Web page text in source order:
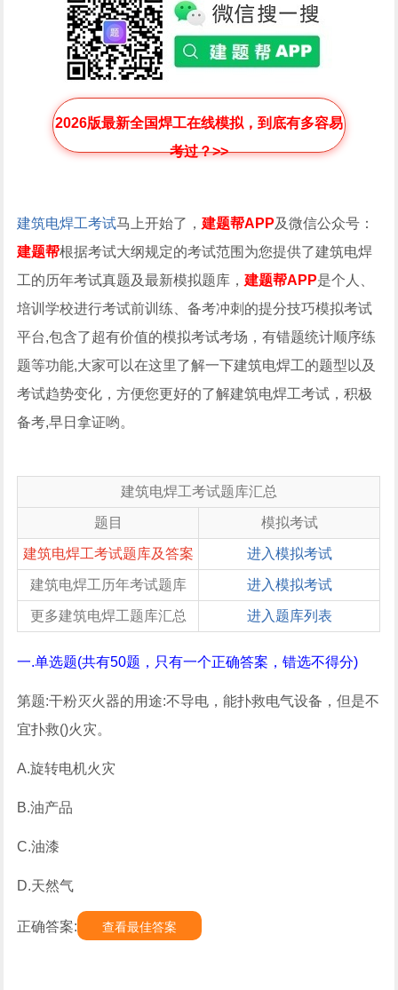
2026版最新全国焊工在线模拟，到底有多容易
考过？>>
建筑电焊工考试马上开始了，建题帮APP及微信公众号：
建题帮根据考试大纲规定的考试范围为您提供了建筑电焊
工的历年考试真题及最新模拟题库，建题帮APP是个人、
培训学校进行考试前训练、备考冲刺的提分技巧模拟考试
平台,包含了超有价值的模拟考试考场，有错题统计顺序练
题等功能,大家可以在这里了解一下建筑电焊工的题型以及
考试趋势变化，方便您更好的了解建筑电焊工考试，积极
备考,早日拿证哟。
建筑电焊工考试题库汇总
题目 模拟考试
建筑电焊工考试题库及答案 进入模拟考试
建筑电焊工历年考试题库 进入模拟考试
更多建筑电焊工题库汇总 进入题库列表
一.单选题(共有50题，只有一个正确答案，错选不得分)
第题:干粉灭火器的用途:不导电，能扑救电气设备，但是不
宜扑救()火灾。
A.旋转电机火灾
B.油产品
C.油漆
D.天然气
正确答案: 查看最佳答案